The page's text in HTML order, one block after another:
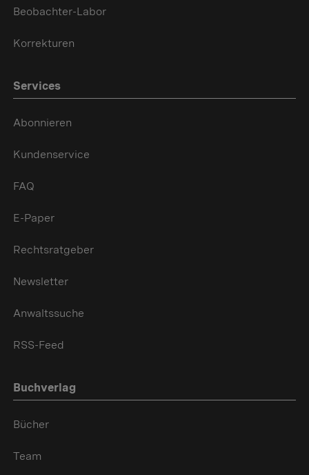
Beobachter-Labor
Korrekturen
Services
Abonnieren
Kundenservice
FAQ
E-Paper
Rechtsratgeber
Newsletter
Anwaltssuche
RSS-Feed
Buchverlag
Bücher
Team